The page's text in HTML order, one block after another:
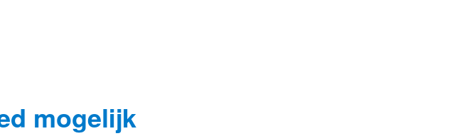
mogelijk